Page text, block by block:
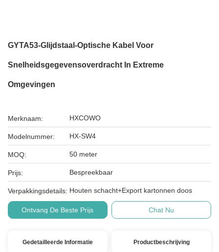
GYTA53-Glijdstaal-Optische Kabel Voor
Snelheidsgegevensoverdracht In Extreme
Omgevingen
Merknaam: HXCOWO
Modelnummer: HX-SW4
MOQ: 50 meter
Prijs: Bespreekbaar
Verpakkingsdetails: Houten schacht+Export kartonnen doos
Ontvang De Beste Prijs Chat Nu
Gedetailleerde Informatie Productbeschrijving